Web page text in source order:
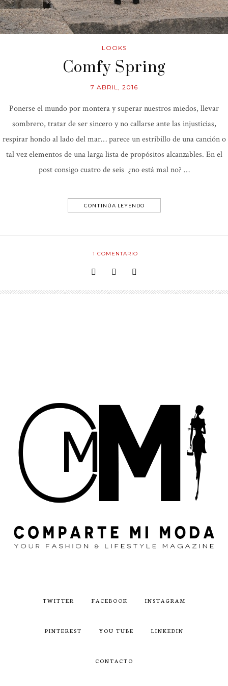
LOOKS
Comfy Spring
7 ABRIL, 2016
Ponerse el mundo por montera y superar nuestros miedos, llevar
sombrero, tratar de ser sincero y no callarse ante las injusticias,
respirar hondo al lado del mar… parece un estribillo de una canción o
tal vez elementos de una larga lista de propósitos alcanzables. En el
post consigo cuatro de seis ¿no está mal no? …
CONTINÚA LEYENDO
1 COMENTARIO
TWITTER FACEBOOK INSTAGRAM
PINTEREST YOU TUBE LINKEDIN
CONTACTO